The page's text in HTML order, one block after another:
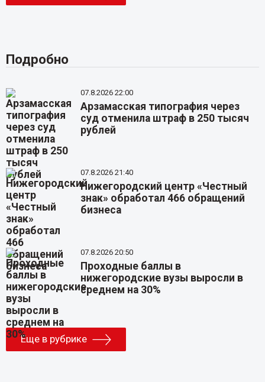
Подробно
07.8.2026 22:00
Арзамасская типография через
суд отменила штраф в 250 тысяч
рублей
07.8.2026 21:40
Нижегородский центр «Честный
знак» обработал 466 обращений
бизнеса
07.8.2026 20:50
Проходные баллы в
нижегородские вузы выросли в
среднем на 30%
Еще в рубрике